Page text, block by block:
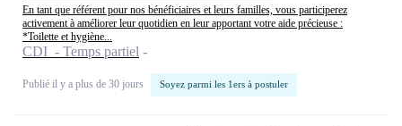
En tant que référent pour nos bénéficiaires et leurs familles, vous participerez
activement à améliorer leur quotidien en leur apportant votre aide précieuse :
*Toilette et hygiène...
CDI - Temps partiel
Publié il y a plus de 30 jours Soyez parmi les 1ers à postuler